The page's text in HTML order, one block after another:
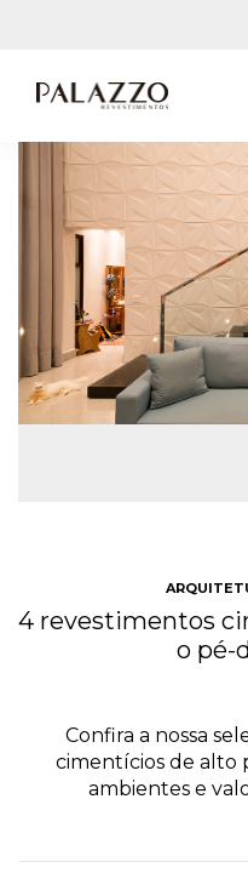
4 revestimentos
o pé-
Confira a nossa
cimentícios de alto
ambientes e